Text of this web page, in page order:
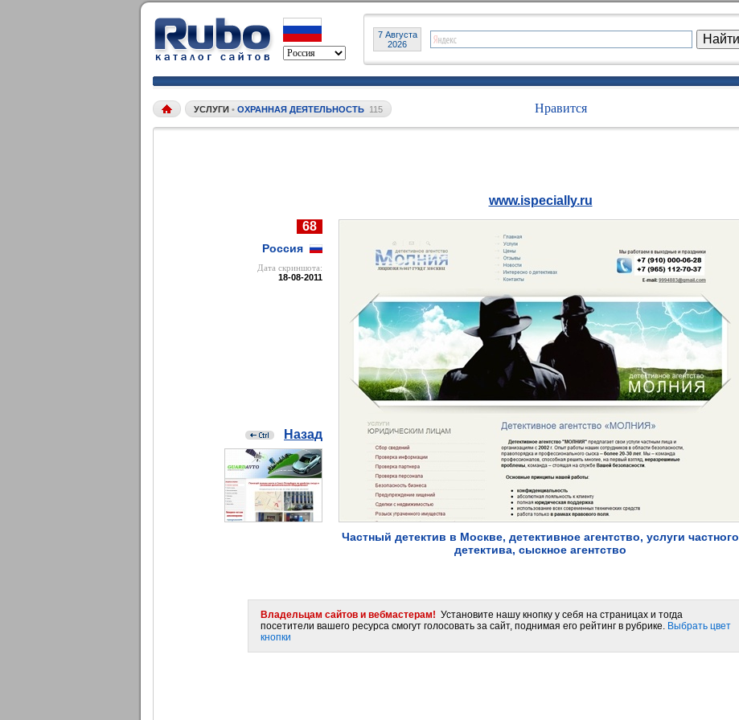
7 Августа
2026
УСЛУГИ • ОХРАННАЯ ДЕЯТЕЛЬНОСТЬ 115 Нравится
68
Россия
Дата cкриншота:
18-08-2011
Назад
www.ispecially.ru
Частный детектив в Москве, детективное агентство, услуги частного
детектива, сыскное агентство
Владельцам сайтов и вебмастерам! Установите нашу кнопку у себя на страницах и тогда
посетители вашего ресурса смогут голосовать за сайт, поднимая его рейтинг в рубрике. Выбрать цвет
кнопки